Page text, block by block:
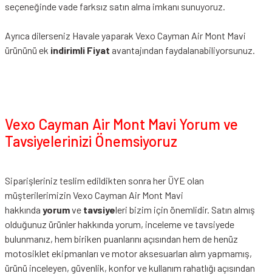
seçeneğinde vade farksız satın alma imkanı sunuyoruz.
Ayrıca dilerseniz Havale yaparak Vexo Cayman Air Mont Mavi
ürününü ek indirimli Fiyat avantajından faydalanabiliyorsunuz.
Vexo Cayman Air Mont Mavi Yorum ve
Tavsiyelerinizi Önemsiyoruz
Siparişleriniz teslim edildikten sonra her ÜYE olan
müşterilerimizin Vexo Cayman Air Mont Mavi
hakkında yorumve tavsiyeleri bizim için önemlidir. Satın almış
olduğunuz ürünler hakkında yorum, inceleme ve tavsiyede
bulunmanız, hem biriken puanlarını açısından hem de henüz
motosiklet ekipmanları ve motor aksesuarları alım yapmamış,
ürünü inceleyen, güvenlik, konfor ve kullanım rahatlığı açısından